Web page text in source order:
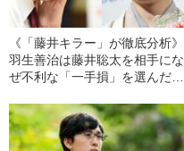
《「藤井キラー」が徹底分析》
羽生善治は藤井聡太を相手にな
ぜ不利な「一手損」を選んだの